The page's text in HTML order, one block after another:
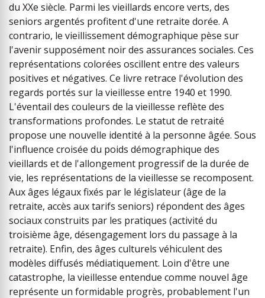
du XXe siècle. Parmi les vieillards encore verts, des
seniors argentés profitent d'une retraite dorée. A
contrario, le vieillissement démographique pèse sur
l'avenir supposément noir des assurances sociales. Ces
représentations colorées oscillent entre des valeurs
positives et négatives. Ce livre retrace l'évolution des
regards portés sur la vieillesse entre 1940 et 1990.
L'éventail des couleurs de la vieillesse reflète des
transformations profondes. Le statut de retraité
propose une nouvelle identité à la personne âgée. Sous
l'influence croisée du poids démographique des
vieillards et de l'allongement progressif de la durée de
vie, les représentations de la vieillesse se recomposent.
Aux âges légaux fixés par le législateur (âge de la
retraite, accès aux tarifs seniors) répondent des âges
sociaux construits par les pratiques (activité du
troisième âge, désengagement lors du passage à la
retraite). Enfin, des âges culturels véhiculent des
modèles diffusés médiatiquement. Loin d'être une
catastrophe, la vieillesse entendue comme nouvel âge
représente un formidable progrès, probablement l'un